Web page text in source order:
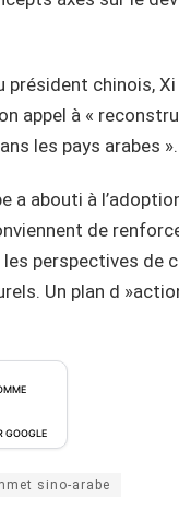
chinois,
appel à «
les pays arabes ».
a abouti à
de
les perspectives
Un plan d
GOOGLE
sino-arabe